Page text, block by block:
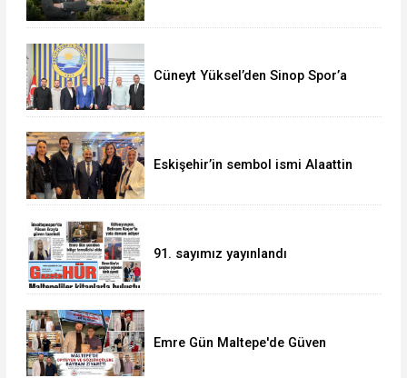
Cüneyt Yüksel’den Sinop Spor’a
Eskişehir’in sembol ismi Alaattin
91. sayımız yayınlandı
Emre Gün Maltepe'de Güven